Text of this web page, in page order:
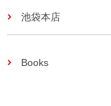
池袋本店
Books